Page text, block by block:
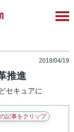
2018/04/19
推進
セキュアに